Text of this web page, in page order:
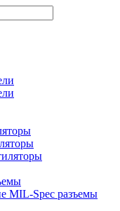
MIL-Spec разъемы